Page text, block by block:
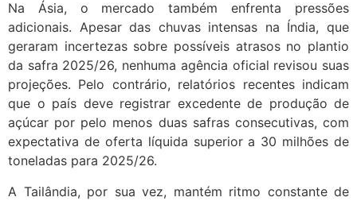
Na Ásia, o mercado também enfrenta pressões
adicionais. Apesar das chuvas intensas na Índia, que
geraram incertezas sobre possíveis atrasos no plantio
da safra 2025/26, nenhuma agência oficial revisou suas
projeções. Pelo contrário, relatórios recentes indicam
que o país deve registrar excedente de produção de
açúcar por pelo menos duas safras consecutivas, com
expectativa de oferta líquida superior a 30 milhões de
toneladas para 2025/26.
A Tailândia, por sua vez, mantém ritmo constante de